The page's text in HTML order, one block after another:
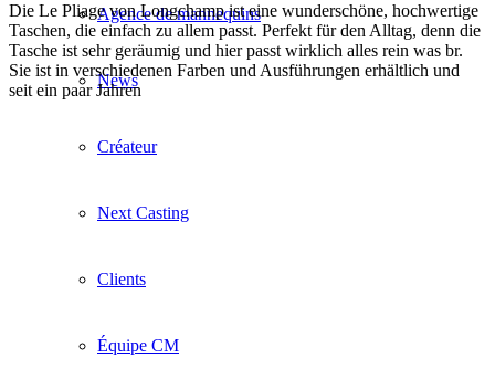
Agence de mannequins
News
Créateur
Next Casting
Clients
Équipe CM
Die Le Pliage von Longchamp ist eine wunderschöne, hochwertige
Taschen, die einfach zu allem passt. Perfekt für den Alltag, denn die
Tasche ist sehr geräumig und hier passt wirklich alles rein was br.
Sie ist in verschiedenen Farben und Ausführungen erhältlich und
seit ein paar Jahren